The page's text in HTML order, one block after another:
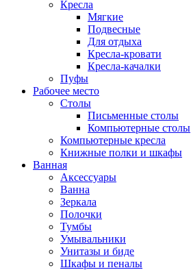
Кресла
Мягкие
Подвесные
Для отдыха
Кресла-кровати
Кресла-качалки
Пуфы
Рабочее место
Столы
Письменные столы
Компьютерные столы
Компьютерные кресла
Книжные полки и шкафы
Ванная
Аксессуары
Ванна
Зеркала
Полочки
Тумбы
Умывальники
Унитазы и биде
Шкафы и пеналы